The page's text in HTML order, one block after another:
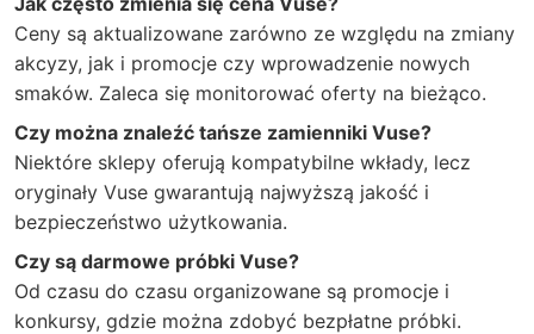
Ceny są aktualizowane zarówno ze względu na zmiany
akcyzy, jak i promocje czy wprowadzenie nowych
smaków. Zaleca się monitorować oferty na bieżąco.
Czy można znaleźć tańsze zamienniki Vuse?
Niektóre sklepy oferują kompatybilne wkłady, lecz
oryginały Vuse gwarantują najwyższą jakość i
bezpieczeństwo użytkowania.
Czy są darmowe próbki Vuse?
Od czasu do czasu organizowane są promocje i
konkursy, gdzie można zdobyć bezpłatne próbki.